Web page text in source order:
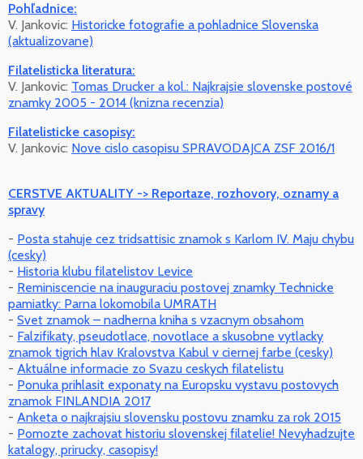
Pohľadnice:
V. Jankovic: Historicke fotografie a pohladnice Slovenska
(aktualizovane)
Filatelisticka literatura:
V. Jankovic: Tomas Drucker a kol.: Najkrajsie slovenske postové
znamky 2005 - 2014 (knizna recenzia)
Filatelisticke casopisy:
V. Jankovic: Nove cislo casopisu SPRAVODAJCA ZSF 2016/1
CERSTVE AKTUALITY -> Reportaze, rozhovory, oznamy a
spravy
- Posta stahuje cez tridsattisic znamok s Karlom IV. Maju chybu
(cesky)
- Historia klubu filatelistov Levice
- Reminiscencie na inauguraciu postovej znamky Technicke
pamiatky: Parna lokomobila UMRATH
- Svet znamok – nadherna kniha s vzacnym obsahom
- Falzifikaty, pseudotlace, novotlace a skusobne vytlacky
znamok tigrich hlav Kralovstva Kabul v ciernej farbe (cesky)
- Aktuálne informacie zo Svazu ceskych filatelistu
- Ponuka prihlasit exponaty na Europsku vystavu postovych
znamok FINLANDIA 2017
- Anketa o najkrajsiu slovensku postovu znamku za rok 2015
- Pomozte zachovat historiu slovenskej filatelie! Nevyhadzujte
katalogy, prirucky, casopisy!